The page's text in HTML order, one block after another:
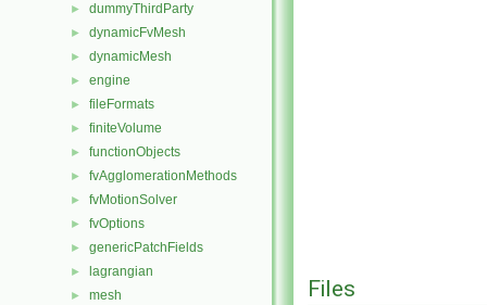
► dummyThirdParty
► dynamicFvMesh
► dynamicMesh
► engine
► fileFormats
► finiteVolume
► functionObjects
► fvAgglomerationMethods
► fvMotionSolver
► fvOptions
► genericPatchFields
► lagrangian
► mesh Files